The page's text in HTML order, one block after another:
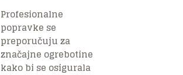
Profesionalne
popravke se
preporučuju za
značajne ogrebotine
kako bi se osigurala